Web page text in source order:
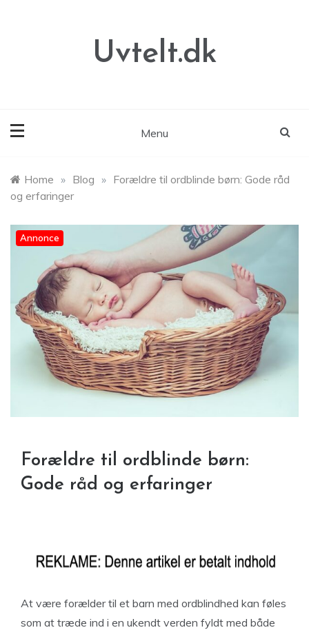
Uvtelt.dk
Menu
Home » Blog » Forældre til ordblinde børn: Gode råd
og erfaringer
Annonce
Forældre til ordblinde børn:
Gode råd og erfaringer
At være forælder til et barn med ordblindhed kan føles
som at træde ind i en ukendt verden fyldt med både